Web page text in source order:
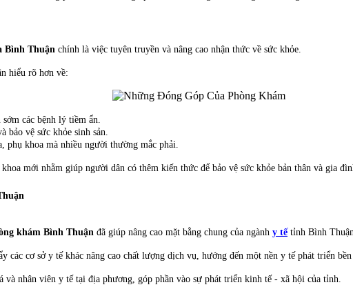
Bình Thuận chính là việc tuyên truyền và nâng cao nhận thức về sức khỏe.
hiểu rõ hơn về:
các bệnh lý tiềm ẩn.
bảo vệ sức khỏe sinh sản.
phụ khoa mà nhiều người thường mắc phải.
mới nhằm giúp người dân có thêm kiến thức để bảo vệ sức khỏe bản thân và gia
khám Bình Thuận đã giúp nâng cao mặt bằng chung của ngành y tế tỉnh Bình
các cơ sở y tế khác nâng cao chất lượng dịch vụ, hướng đến một nền y tế phát triển
nhân viên y tế tại địa phương, góp phần vào sự phát triển kinh tế - xã hội của tỉnh.